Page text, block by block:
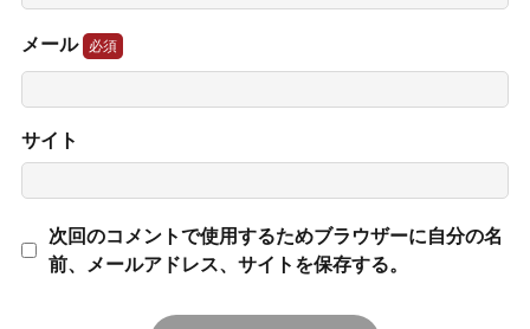
メール
サイト
次回のコメントで使用するためブラウザーに自分の名
前、メールアドレス、サイトを保存する。